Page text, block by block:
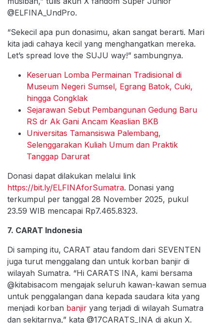
@ELFINA_UndPro.
“Sekecil apa pun donasimu, akan sangat berarti. Mari
kita jadi cahaya kecil yang menghangatkan mereka.
Let’s spread love the SUJU way!” sambungnya.
Keseruan Lomba Permainan Tradisional di
Museum Negeri Sumsel, Egrang Batok, Cuki,
hingga Congklak
Sejarawan Sebut Pembangunan Gedung Baru
RS dr Ak Gani Ancam Keaslian BKB
Universitas Tamansiswa Palembang,
Selenggarakan Kuliah Umum dan Praktik
Tanggap Darurat
Donasi dapat dilakukan melalui link
https://bit.ly/ELFINAforSumatra. Donasi yang
terkumpul per tanggal 28 November 2025, pukul
23.59 WIB mencapai Rp7.465.8323.
7. CARAT Indonesia
Di samping itu, CARAT atau fandom dari SEVENTEN
juga turut menggalang dan untuk korban banjir di
wilayah Sumatra. “Hi CARATS INA, kami bersama
@kitabisacom mengajak seluruh kawan-kawan semua
untuk penggalangan dana kepada saudara kita yang
menjadi korban banjir yang terjadi di wilayah Sumatra
dan sekitarnya,” kata @17CARATS_INA di akun X.